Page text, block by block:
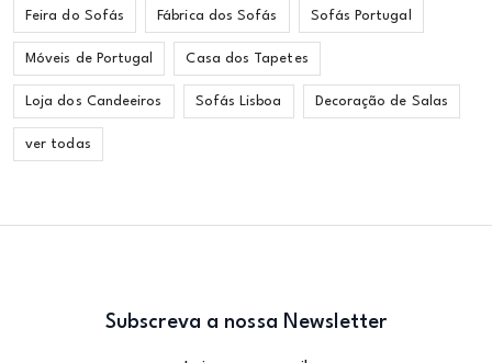
Feira do Sofás Fábrica dos Sofás Sofás Portugal
Móveis de Portugal Casa dos Tapetes
Loja dos Candeeiros Sofás Lisboa Decoração de Salas
ver todas
Subscreva a nossa Newsletter